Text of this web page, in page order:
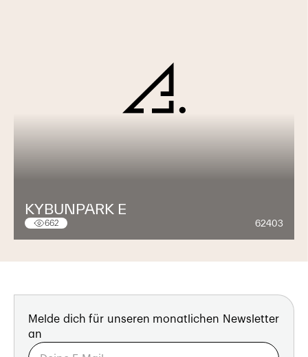
KYBUNPARK E
662 62403
Melde dich für unseren monatlichen Newsletter
an